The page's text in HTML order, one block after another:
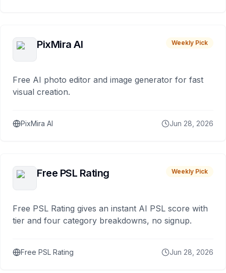
PixMira AI Weekly Pick
Free AI photo editor and image generator for fast
visual creation.
PixMira AI Jun 28, 2026
Free PSL Rating Weekly Pick
Free PSL Rating gives an instant AI PSL score with
tier and four category breakdowns, no signup.
Free PSL Rating Jun 28, 2026